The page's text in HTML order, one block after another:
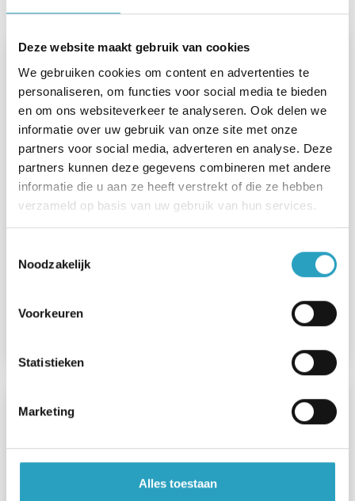
Deze website maakt gebruik van cookies
We gebruiken cookies om content en advertenties te
personaliseren, om functies voor social media te bieden
en om ons websiteverkeer te analyseren. Ook delen we
informatie over uw gebruik van onze site met onze
partners voor social media, adverteren en analyse. Deze
partners kunnen deze gegevens combineren met andere
informatie die u aan ze heeft verstrekt of die ze hebben
verzameld op basis van uw gebruik van hun services.
Noodzakelijk
Voorkeuren
Statistieken
Marketing
Alles toestaan
1 jaar steunpunt BuurSaam: minder
gemeenschapsgevoel